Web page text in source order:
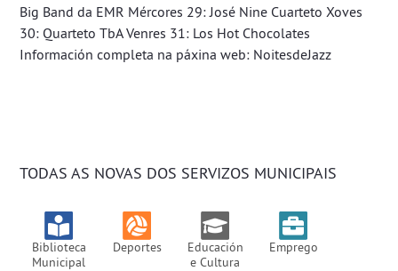
Big Band da EMR Mércores 29: José Nine Cuarteto Xoves
30: Quarteto TbA Venres 31: Los Hot Chocolates
Información completa na páxina web: NoitesdeJazz
TODAS AS NOVAS DOS SERVIZOS MUNICIPAIS
Biblioteca
Municipal
Deportes
Educación
e Cultura
Emprego